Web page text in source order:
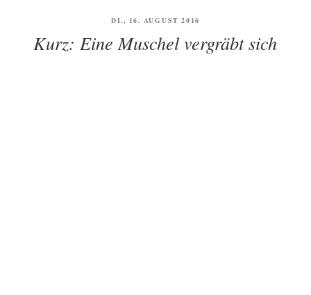
VERÖFFENTLICHT
DI., 16. AUGUST 2016
Kurz: Eine Muschel vergräbt sich